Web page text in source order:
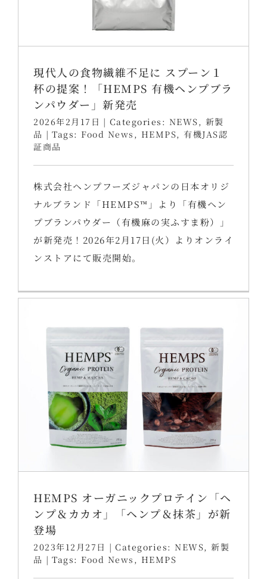
現代人の食物繊維不足に スプーン１
杯の提案！「HEMPS 有機ヘンプブラ
ンパウダー」新発売
2026年2月17日 | Categories: NEWS , 新製
品 | Tags: Food News , HEMPS, 有機JAS認
証商品
株式会社ヘンプフーズジャパンの日本オリジ
ナルブランド「HEMPS™」より「有機ヘン
プブランパウダー（有機麻の実ふすま粉）」
が新発売！2026年2月17日(火）よりオンライ
ンストアにて販売開始。
HEMPS オーガニックプロテイン「ヘ
ンプ＆カカオ」「ヘンプ＆抹茶」が新
登場
2023年12月27日 | Categories: NEWS, 新製
品 | Tags: Food News , HEMPS